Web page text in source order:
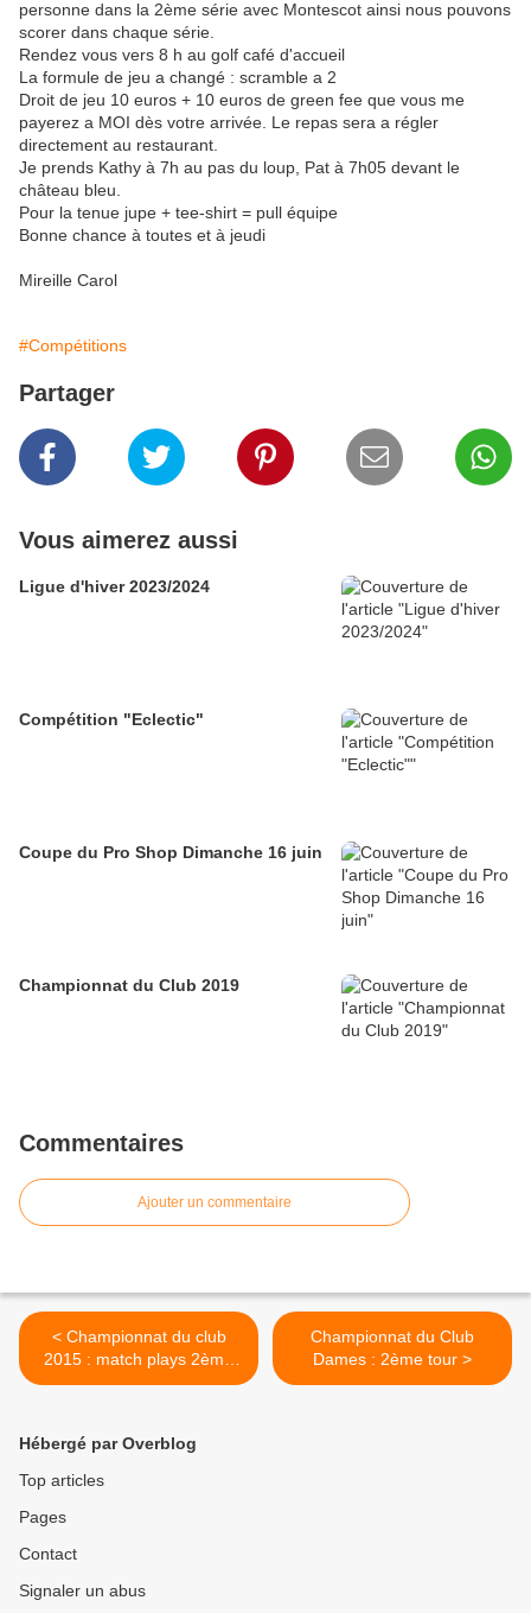
personne dans la 2ème série avec Montescot ainsi nous pouvons
scorer dans chaque série.
Rendez vous vers 8 h au golf café d'accueil
La formule de jeu a changé : scramble a 2
Droit de jeu 10 euros + 10 euros de green fee que vous me
payerez a MOI dès votre arrivée. Le repas sera a régler
directement au restaurant.
Je prends Kathy à 7h au pas du loup, Pat à 7h05 devant le
château bleu.
Pour la tenue jupe + tee-shirt = pull équipe
Bonne chance à toutes et à jeudi
Mireille Carol
#Compétitions
Partager
Vous aimerez aussi
Ligue d'hiver 2023/2024
Compétition "Eclectic"
Coupe du Pro Shop Dimanche 16 juin
Championnat du Club 2019
Commentaires
Ajouter un commentaire
< Championnat du club
2015 : match plays 2ème
série
Championnat du Club
Dames : 2ème tour >
Hébergé par Overblog
Top articles
Pages
Contact
Signaler un abus